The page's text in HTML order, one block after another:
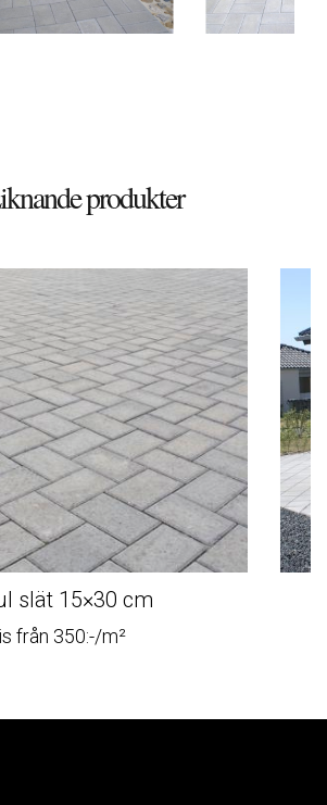
produkter
slät 15×30 cm
från 350:-/m²